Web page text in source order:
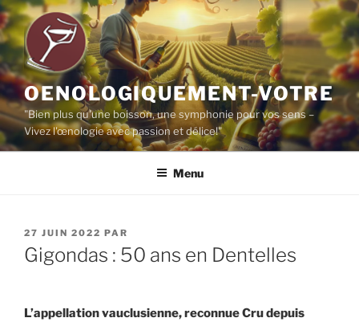
Aller
au
contenu
principal
OENOLOGIQUEMENT-VOTRE
"Bien plus qu'une boisson, une symphonie pour vos sens –
Vivez l'œnologie avec passion et délice!"
Menu
PUBLIÉ
LE
27 JUIN 2022 PAR
Gigondas : 50 ans en Dentelles
L’appellation vauclusienne, reconnue Cru depuis